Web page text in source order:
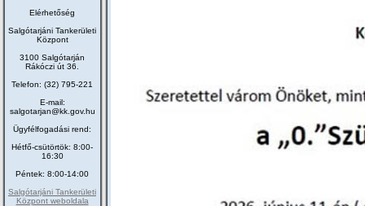
Elérhetőség
Salgótarjáni Tankerületi
Központ
3100 Salgótarján
Rákóczi út 36.
Telefon: (32) 795-221
E-mail:
salgotarjan@kk.gov.hu
Ügyfélfogadási rend:
Hétfő-csütörtök: 8:00-
16:30
Péntek: 8:00-14:00
Salgótarjáni Tankerületi
Központ weboldala